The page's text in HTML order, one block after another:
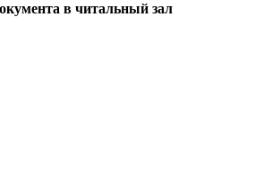
в читальный зал